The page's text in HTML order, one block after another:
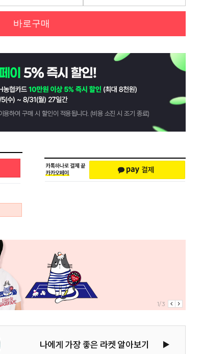
바로구매
1/3